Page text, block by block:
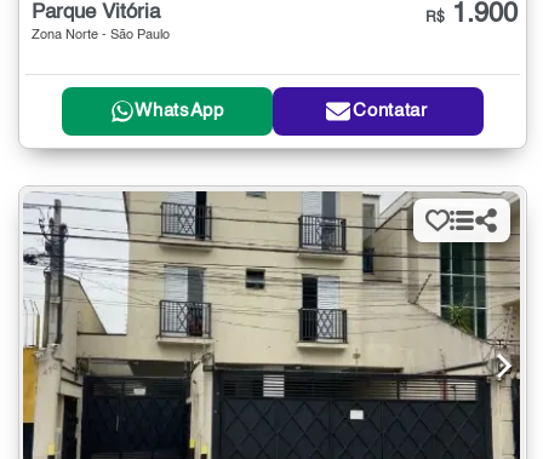
Parque Vitória
Zona Norte - São Paulo
R$ 1.900
WhatsApp Contatar